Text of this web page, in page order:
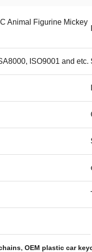
Animal Figurine Mickey
ISO9001 and etc.
, OEM plastic car